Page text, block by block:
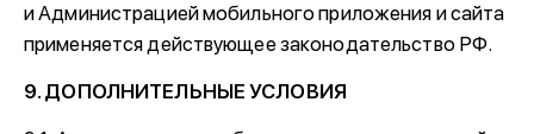
и Администрацией мобильного приложения и сайта
применяется действующее законодательство РФ.
9. ДОПОЛНИТЕЛЬНЫЕ УСЛОВИЯ